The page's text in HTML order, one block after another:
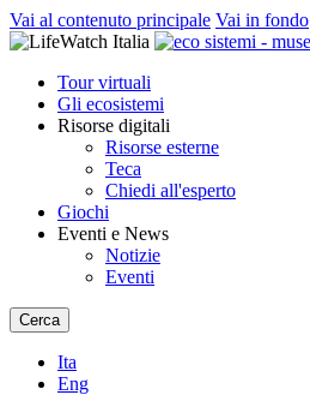
Vai al contenuto principale Vai in fondo
Tour virtuali
Gli ecosistemi
Risorse digitali
Risorse esterne
Teca
Chiedi all'esperto
Giochi
Eventi e News
Notizie
Eventi
Cerca
Ita
Eng